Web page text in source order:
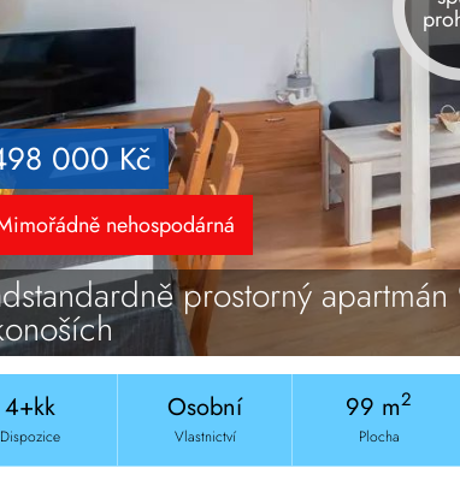
000 Kč
nehospodárná
prostorný
4+kk
Dispozice
Osobní
Vlastnictví
99 m2
Plocha